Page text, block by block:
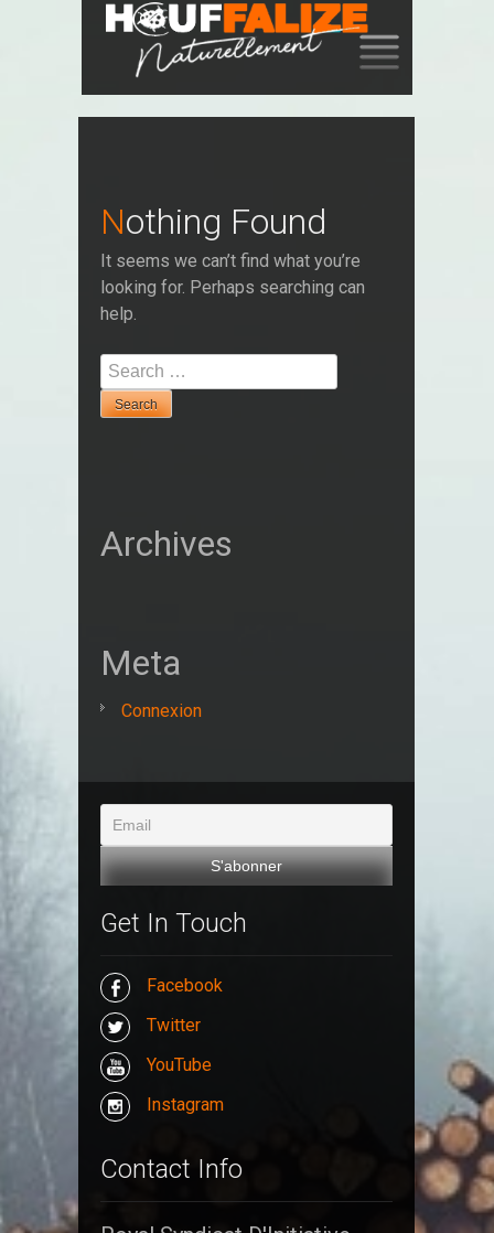
Nothing Found
It seems we can’t find what you’re
looking for. Perhaps searching can
help.
Search
for:
Archives
Meta
Connexion
Get In Touch
Facebook
Twitter
YouTube
Instagram
Contact Info